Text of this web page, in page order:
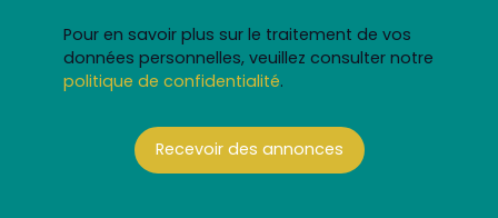
Pour en savoir plus sur le traitement de vos
données personnelles, veuillez consulter notre
politique de confidentialité.
Recevoir des annonces